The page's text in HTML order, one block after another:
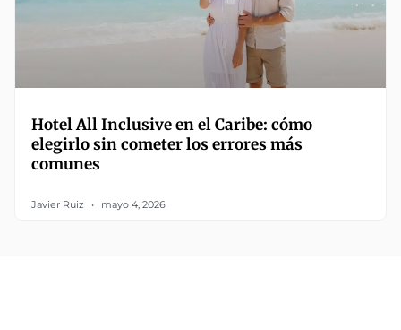
Hotel All Inclusive en el Caribe: cómo
elegirlo sin cometer los errores más
comunes
Javier Ruiz mayo 4, 2026